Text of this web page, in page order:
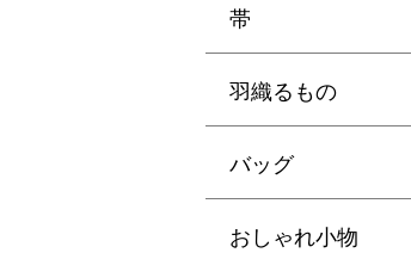
帯
羽織るもの
バッグ
おしゃれ小物